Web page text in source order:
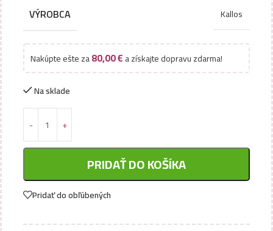
VÝROBCA Kallos
Nakúpte ešte za80,00€a získajte dopravu zdarma!
Na sklade
PRIDAŤ DO KOŠÍKA
Pridať do obľúbených